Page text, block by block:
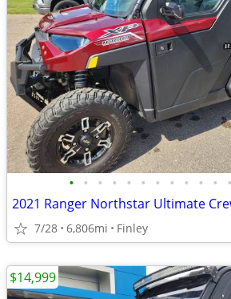
• • • • • • • • • • • •
2021 Ranger Northstar Ultimate
7/28 6,806mi Finley
$14,999